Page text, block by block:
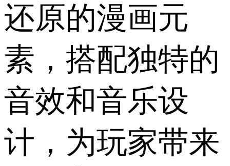
还原的漫画元
素，搭配独特的
音效和音乐设
计，为玩家带来